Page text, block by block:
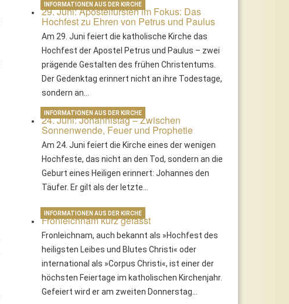
29. Juni: Apostelfürsten im Fokus: Das
Hochfest zu Ehren von Petrus und Paulus
Am 29. Juni feiert die katholische Kirche das
Hochfest der Apostel Petrus und Paulus – zwei
prägende Gestalten des frühen Christentums.
Der Gedenktag erinnert nicht an ihre Todestage,
sondern an…
INFORMATIONEN AUS DER KIRCHE
24. Juni: Johannistag – Zwischen
Sonnenwende, Feuer und Prophetie
Am 24. Juni feiert die Kirche eines der wenigen
Hochfeste, das nicht an den Tod, sondern an die
Geburt eines Heiligen erinnert: Johannes den
Täufer. Er gilt als der letzte…
INFORMATIONEN AUS DER KIRCHE
Fronleichnam kurz gefasst
Fronleichnam, auch bekannt als »Hochfest des
heiligsten Leibes und Blutes Christi« oder
international als »Corpus Christi«, ist einer der
höchsten Feiertage im katholischen Kirchenjahr.
Gefeiert wird er am zweiten Donnerstag…
INFORMATIONEN AUS DER KIRCHE